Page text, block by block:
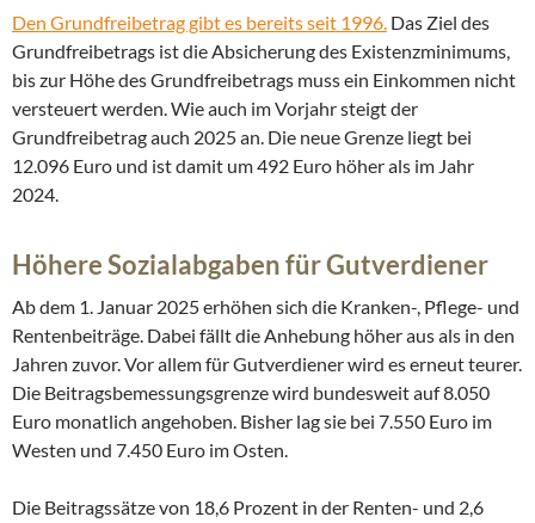
Den Grundfreibetrag gibt es bereits seit 1996. Das Ziel des
Grundfreibetrags ist die Absicherung des Existenzminimums,
bis zur Höhe des Grundfreibetrags muss ein Einkommen nicht
versteuert werden. Wie auch im Vorjahr steigt der
Grundfreibetrag auch 2025 an. Die neue Grenze liegt bei
12.096 Euro und ist damit um 492 Euro höher als im Jahr
2024.
Höhere Sozialabgaben für Gutverdiener
Ab dem 1. Januar 2025 erhöhen sich die Kranken-, Pflege- und
Rentenbeiträge. Dabei fällt die Anhebung höher aus als in den
Jahren zuvor. Vor allem für Gutverdiener wird es erneut teurer.
Die Beitragsbemessungsgrenze wird bundesweit auf 8.050
Euro monatlich angehoben. Bisher lag sie bei 7.550 Euro im
Westen und 7.450 Euro im Osten.
Die Beitragssätze von 18,6 Prozent in der Renten- und 2,6